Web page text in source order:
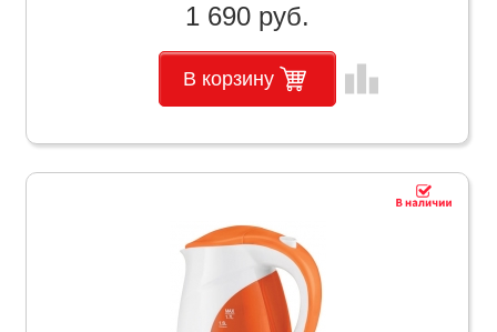
1 690 руб.
В корзину leaderboard